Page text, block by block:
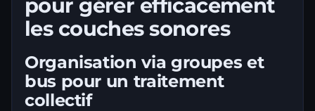
pour gérer efficacement
les couches sonores
Organisation via groupes et
bus pour un traitement
collectif